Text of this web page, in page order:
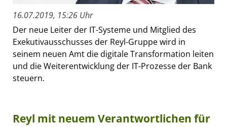
16.07.2019, 15:26 Uhr
Der neue Leiter der IT-Systeme und Mitglied des
Exekutivausschusses der Reyl-Gruppe wird in
seinem neuen Amt die digitale Transformation leiten
und die Weiterentwicklung der IT-Prozesse der Bank
steuern.
Reyl mit neuem Verantwortlichen für